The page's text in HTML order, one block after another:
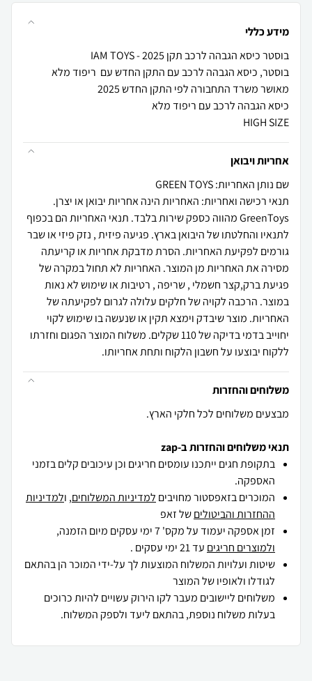
מידע כללי
HIGH SIZE
אחריות ויבואן
שם נותן האחריות: GREEN TOYS
תנאי רכישה ואחריות: האחריות הינה אחריות יבואן או יצרן.
GreenToys מהווה כספק שירות בלבד. תנאי האחריות הם בכפוף
לתנאיו והחלטתו של היבואן בארץ. פגיעה פיזית , נזק פיזי או שבר
גורמים לפקיעת האחריות. הסרת מדבקת אחריות או קריעתה
מסירה את האחריות מן המוצר. האחריות לא תחול במקרה של
פגיעת ברק,קצר חשמלי , שריפה , רטיבות או שימוש לא נאות
במוצר. הרכבה לקויה של חלקים עלולה לגרום לפקיעתה של
האחריות. מוצר שיבדק וימצא תקין או שנעשה בו שימוש לקוי
יחוייב בדמי בדיקה של 110 שקלים. משלוח המוצר הפגום וחזרתו
ללקוח יבוצעו על חשבון הלקוח ותחת אחריותו.
משלוחים והחזרות
מבצעים משלוחים לכל חלקי הארץ.
תנאי משלוחים והחזרות ב-zap
בתקופת חגים ייתכנו עומסים חריגים וכן עיכובים קלים בזמני
האספקה.
המוכרים בזאפסטור מחויבים למדיניות המשלוחים, ולמדיניות
ההחזרות והביטוליםשל זאפ
זמן אספקה יעמוד על מקס' 7 ימי עסקים מיום הזמנה,
ולמוצרים חריגים עד 21 ימי עסקים .
שיטות ועלויות המשלוח המוצעות לך על-ידי המוכר הן בהתאם
לגודלו ולאופיו של המוצר
משלוחים ליישובים מעבר לקו הירוק עשויים להיות כרוכים
בעלות משלוח נוספת, בהתאם ליעד ולספק המשלוח.